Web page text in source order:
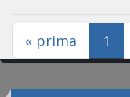
« prima 1